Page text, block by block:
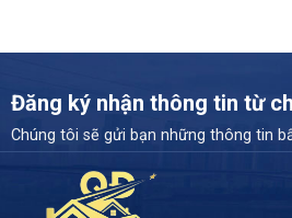
Đăng ký nhận thông tin từ
Chúng tôi sẽ gửi bạn những thông tin